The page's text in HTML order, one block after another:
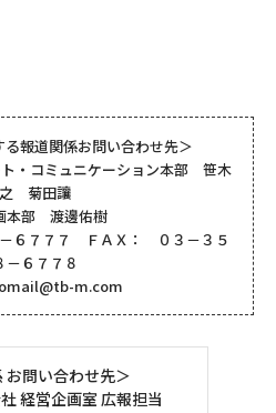
報道関係お問い合わせ先＞
・コミュニケーション本部 笹木
菊田讓
本部 渡邊佑樹
６７７７ ＦＡＸ： ０３－３５
－６７７８
m.com
お問い合わせ先＞
経営企画室 広報担当